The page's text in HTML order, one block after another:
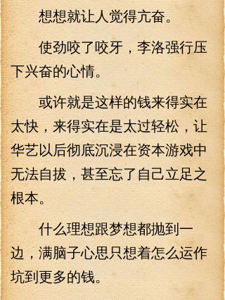
想想就让人觉得亢奋。
使劲咬了咬牙，李洛强行压
下兴奋的心情。
或许就是这样的钱来得实在
太快，来得实在是太过轻松，让
华艺以后彻底沉浸在资本游戏中
无法自拔，甚至忘了自己立足之
根本。
什么理想跟梦想都抛到一
边，满脑子心思只想着怎么运作
坑到更多的钱。